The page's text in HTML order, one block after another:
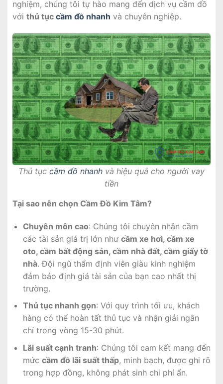
nghiệm, chúng tôi tự hào mang đến dịch vụ cầm đồ
với thủ tục cầm đồ nhanh và chuyên nghiệp.
Thủ tục cầm đồ nhanh và hiệu quả cho người vay
tiền
Tại sao nên chọn Cầm Đồ Kim Tâm?
Chuyên môn cao: Chúng tôi chuyên nhận cầm
các tài sản giá trị lớn như cầm xe hơi, cầm xe
oto, cầm bất động sản, cầm nhà đất, cầm giấy tờ
nhà. Đội ngũ thẩm định viên giàu kinh nghiệm
đảm bảo định giá tài sản của bạn cao nhất thị
trường.
Thủ tục nhanh gọn: Với quy trình tối ưu, khách
hàng có thể hoàn tất thủ tục và nhận giải ngân
chỉ trong vòng 15-30 phút.
Lãi suất cạnh tranh: Chúng tôi cam kết mang đến
mức cầm đồ lãi suất thấp, minh bạch, được ghi rõ
trong hợp đồng, không phát sinh chi phí ẩn.